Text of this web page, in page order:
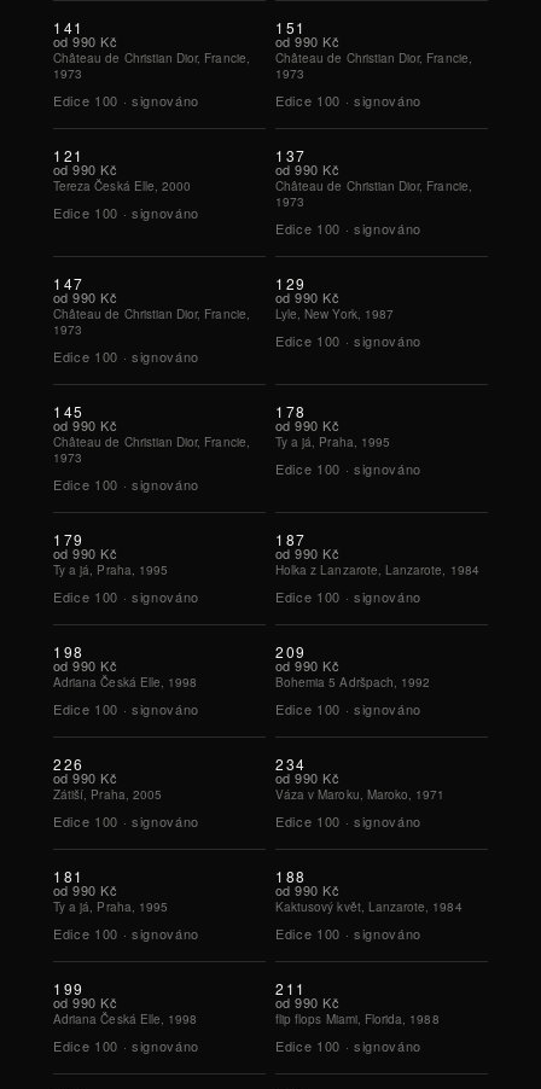
141
od 990 Kč
Château de Christian Dior, Francie,
1973
Edice 100 · signováno
151
od 990 Kč
Château de Christian Dior, Francie,
1973
Edice 100 · signováno
121
od 990 Kč
Tereza Česká Elle, 2000
Edice 100 · signováno
137
od 990 Kč
Château de Christian Dior, Francie,
1973
Edice 100 · signováno
147
od 990 Kč
Château de Christian Dior, Francie,
1973
Edice 100 · signováno
129
od 990 Kč
Lyle, New York, 1987
Edice 100 · signováno
145
od 990 Kč
Château de Christian Dior, Francie,
1973
Edice 100 · signováno
178
od 990 Kč
Ty a já, Praha, 1995
Edice 100 · signováno
179
od 990 Kč
Ty a já, Praha, 1995
Edice 100 · signováno
187
od 990 Kč
Holka z Lanzarote, Lanzarote, 1984
Edice 100 · signováno
198
od 990 Kč
Adriana Česká Elle, 1998
Edice 100 · signováno
209
od 990 Kč
Bohemia 5 Adršpach, 1992
Edice 100 · signováno
226
od 990 Kč
Zátiší, Praha, 2005
Edice 100 · signováno
234
od 990 Kč
Váza v Maroku, Maroko, 1971
Edice 100 · signováno
181
od 990 Kč
Ty a já, Praha, 1995
Edice 100 · signováno
188
od 990 Kč
Kaktusový květ, Lanzarote, 1984
Edice 100 · signováno
199
od 990 Kč
Adriana Česká Elle, 1998
Edice 100 · signováno
211
od 990 Kč
flip flops Miami, Florida, 1988
Edice 100 · signováno